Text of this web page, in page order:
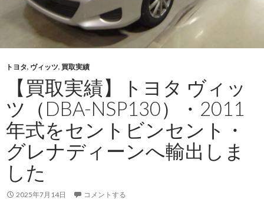
トヨタ, ヴィッツ, 買取実績
【買取実績】トヨタ ヴィッ
ツ（DBA-NSP130）・2011
年式をセントビンセント・
グレナディーンへ輸出しま
した
2025年7月14日 コメントする